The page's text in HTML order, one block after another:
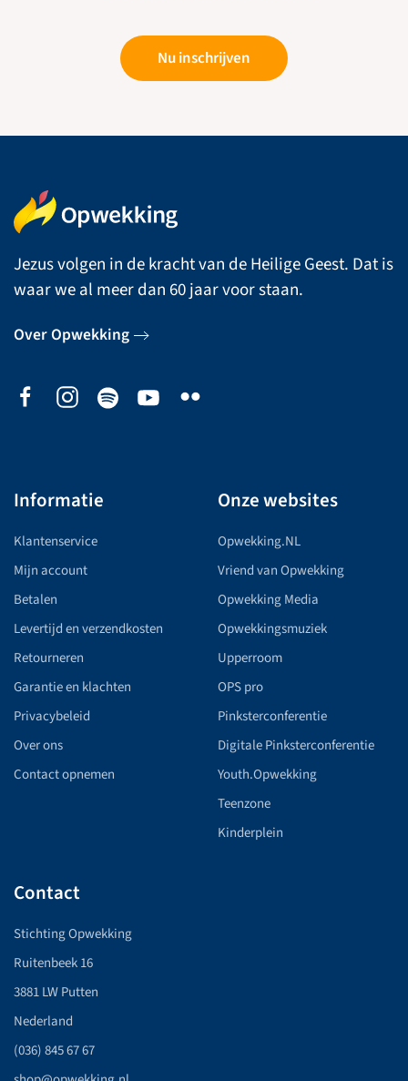
Nu inschrijven
Jezus volgen in de kracht van de Heilige Geest. Dat is
waar we al meer dan 60 jaar voor staan.
Over Opwekking
Informatie
Klantenservice
Mijn account
Betalen
Levertijd en verzendkosten
Retourneren
Garantie en klachten
Privacybeleid
Over ons
Contact opnemen
Onze websites
Opwekking.NL
Vriend van Opwekking
Opwekking Media
Opwekkingsmuziek
Upperroom
OPS pro
Pinksterconferentie
Digitale Pinksterconferentie
Youth.Opwekking
Teenzone
Kinderplein
Contact
Stichting Opwekking
Ruitenbeek 16
3881 LW Putten
Nederland
(036) 845 67 67